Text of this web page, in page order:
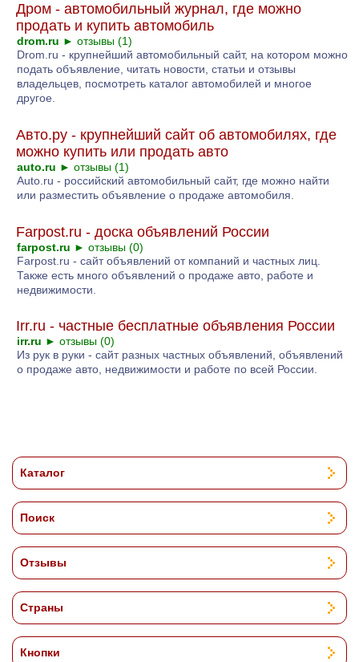
Дром - автомобильный журнал, где можно
продать и купить автомобиль
drom.ru ► отзывы (1)
Drom.ru - крупнейший автомобильный сайт, на котором можно
подать объявление, читать новости, статьи и отзывы
владельцев, посмотреть каталог автомобилей и многое
другое.
Авто.ру - крупнейший сайт об автомобилях, где
можно купить или продать авто
auto.ru ► отзывы (1)
Auto.ru - российский автомобильный сайт, где можно найти
или разместить объявление о продаже автомобиля.
Farpost.ru - доска объявлений России
farpost.ru ► отзывы (0)
Farpost.ru - сайт объявлений от компаний и частных лиц.
Также есть много объявлений о продаже авто, работе и
недвижимости.
Irr.ru - частные бесплатные объявления России
irr.ru ► отзывы (0)
Из рук в руки - сайт разных частных объявлений, объявлений
о продаже авто, недвижимости и работе по всей России.
Каталог
Поиск
Отзывы
Страны
Кнопки